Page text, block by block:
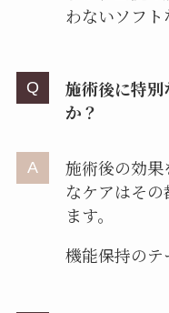
わないソフト
施術後に特
か？
施術後の効
なケアはそ
ます。
機能保持のテ